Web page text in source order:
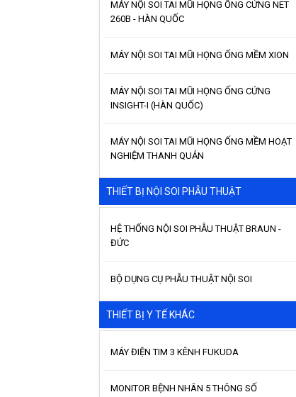
MÁY NỘI SOI TAI MŨI HỌNG ỐNG CỨNG NET
260B - HÀN QUỐC
MÁY NỘI SOI TAI MŨI HỌNG ỐNG MỀM XION
MÁY NỘI SOI TAI MŨI HỌNG ỐNG CỨNG
INSIGHT-I (HÀN QUỐC)
MÁY NỘI SOI TAI MŨI HỌNG ỐNG MỀM HOẠT
NGHIỆM THANH QUẢN
THIẾT BỊ NỘI SOI PHẪU THUẬT
HỆ THỐNG NỘI SOI PHẪU THUẬT BRAUN -
ĐỨC
BỘ DỤNG CỤ PHẪU THUẬT NỘI SOI
THIẾT BỊ Y TẾ KHÁC
MÁY ĐIỆN TIM 3 KÊNH FUKUDA
MONITOR BỆNH NHÂN 5 THÔNG SỐ